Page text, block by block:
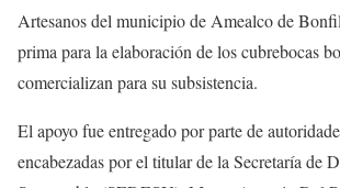
Artesanos del municipio de Amealco de
prima para la elaboración de los cubrebocas
comercializan para su subsistencia.
El apoyo fue entregado por parte de
encabezadas por el titular de la Secretaría de